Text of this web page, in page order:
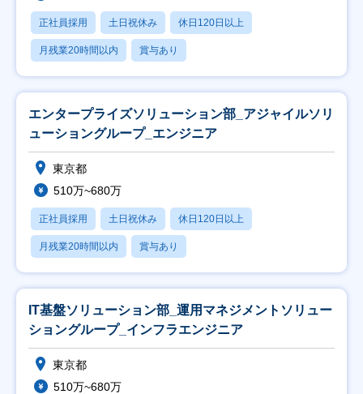
正社員採用 土日祝休み 休日120日以上
月残業20時間以内 賞与あり
エンタープライズソリューション部_アジャイルソリ
ューショングループ_エンジニア
東京都
510万~680万
正社員採用 土日祝休み 休日120日以上
月残業20時間以内 賞与あり
IT基盤ソリューション部_運用マネジメントソリュー
ショングループ_インフラエンジニア
東京都
510万~680万